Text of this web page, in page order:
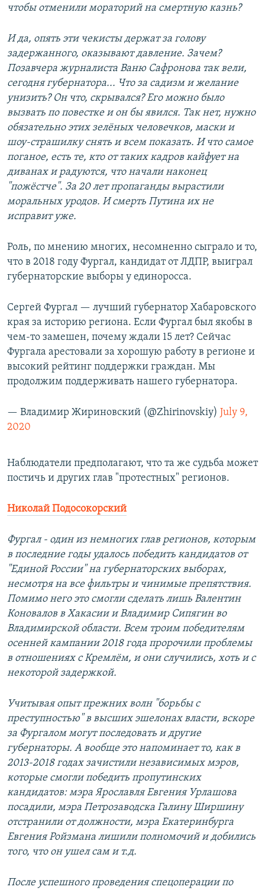
чтобы отменили мораторий на смертную казнь?
И да, опять эти чекисты держат за голову
задержанного, оказывают давление. Зачем?
Позавчера журналиста Ваню Сафронова так вели,
сегодня губернатора... Что за садизм и желание
унизить? Он что, скрывался? Его можно было
вызвать по повестке и он бы явился. Так нет, нужно
обязательно этих зелёных человечков, маски и
шоу-страшилку снять и всем показать. И что самое
поганое, есть те, кто от таких кадров кайфует на
диванах и радуются, что начали наконец
"пожёстче". За 20 лет пропаганды вырастили
моральных уродов. И смерть Путина их не
исправит уже.
Роль, по мнению многих, несомненно сыграло и то,
что в 2018 году Фургал, кандидат от ЛДПР, выиграл
губернаторские выборы у единоросса.
Сергей Фургал — лучший губернатор Хабаровского
края за историю региона. Если Фургал был якобы в
чем-то замешен, почему ждали 15 лет? Сейчас
Фургала арестовали за хорошую работу в регионе и
высокий рейтинг поддержки граждан. Мы
продолжим поддерживать нашего губернатора.
— Владимир Жириновский (@Zhirinovskiy) July 9,
2020
Наблюдатели предполагают, что та же судьба может
постичь и других глав "протестных" регионов.
Николай Подосокорский
Фургал - один из немногих глав регионов, которым
в последние годы удалось победить кандидатов от
"Единой России" на губернаторских выборах,
несмотря на все фильтры и чинимые препятствия.
Помимо него это смогли сделать лишь Валентин
Коновалов в Хакасии и Владимир Сипягин во
Владимирской области. Всем троим победителям
осенней кампании 2018 года пророчили проблемы
в отношениях с Кремлём, и они случились, хоть и с
некоторой задержкой.
Учитывая опыт прежних волн "борьбы с
преступностью" в высших эшелонах власти, вскоре
за Фургалом могут последовать и другие
губернаторы. А вообще это напоминает то, как в
2013-2018 годах зачистили независимых мэров,
которые смогли победить пропутинских
кандидатов: мэра Ярославля Евгения Урлашова
посадили, мэра Петрозаводска Галину Ширшину
отстранили от должности, мэра Екатеринбурга
Евгения Ройзмана лишили полномочий и добились
того, что он ушел сам и т.д.
После успешного проведения спецоперации по